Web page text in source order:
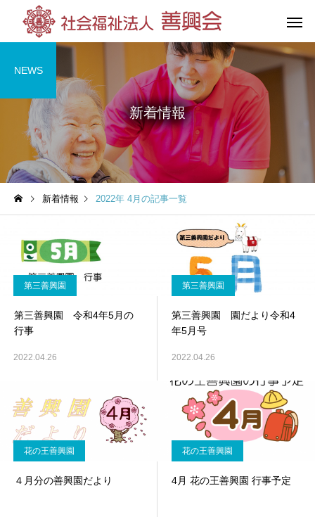
花の王善興園
（特別養護老人ホーム） （特別養護老人
杉の湯荘
（共同生活援助）
新着情報
NEWS
新着情報 2022年 4月の記事一覧
第三善興園
第三善興園 令和4年5月の
行事
2022.04.26
第三善興園
第三善興園 園だより令和4
年5月号
2022.04.26
花の王善興園
４月分の善興園だより
花の王善興園
4月 花の王善興園 行事予定